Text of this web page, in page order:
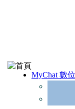
MyChat 數